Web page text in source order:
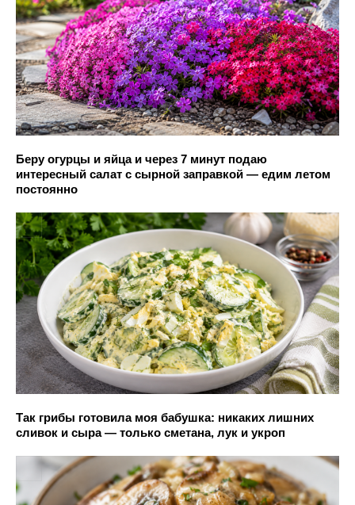
Беру огурцы и яйца и через 7 минут подаю
интересный салат с сырной заправкой — едим летом
постоянно
Так грибы готовила моя бабушка: никаких лишних
сливок и сыра — только сметана, лук и укроп